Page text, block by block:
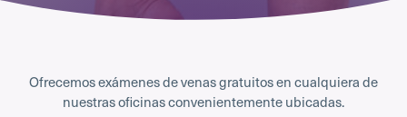
Ofrecemos exámenes de venas gratuitos en cualquiera de
nuestras oficinas convenientemente ubicadas.